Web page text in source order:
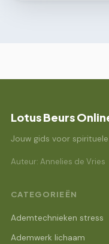
Lotus Beurs
Jouw gids voor
Auteur: Annelies de Vries
CATEGORIEËN
Ademtechnieken stress
Ademwerk lichaam